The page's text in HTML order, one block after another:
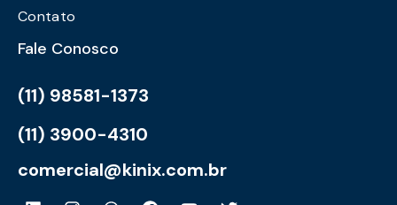
Contato
Fale Conosco
(11) 98581-1373
(11) 3900-4310
comercial@kinix.com.br